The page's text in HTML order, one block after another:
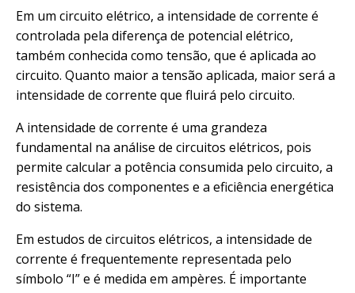
Em um circuito elétrico, a intensidade de corrente é
controlada pela diferença de potencial elétrico,
também conhecida como tensão, que é aplicada ao
circuito. Quanto maior a tensão aplicada, maior será a
intensidade de corrente que fluirá pelo circuito.
A intensidade de corrente é uma grandeza
fundamental na análise de circuitos elétricos, pois
permite calcular a potência consumida pelo circuito, a
resistência dos componentes e a eficiência energética
do sistema.
Em estudos de circuitos elétricos, a intensidade de
corrente é frequentemente representada pelo
símbolo “I” e é medida em ampères. É importante